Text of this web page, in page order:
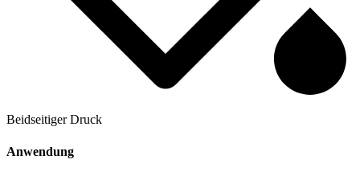
Beidseitiger Druck
Anwendung